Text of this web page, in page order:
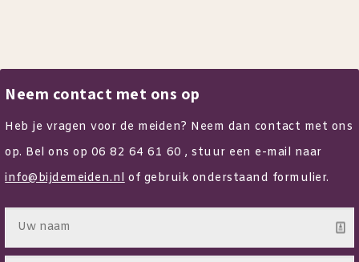
Neem contact met ons op
Heb je vragen voor de meiden? Neem dan contact met ons
op. Bel ons op 06 82 64 61 60 , stuur een e-mail naar
info@bijdemeiden.nlof gebruik onderstaand formulier.